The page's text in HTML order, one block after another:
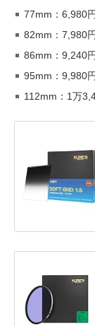
77mm：6,980円
82mm：7,980円
86mm：9,240円
95mm：9,980円
112mm：1万